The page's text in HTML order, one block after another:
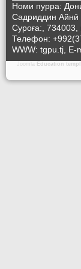
Номи пурра:
Садриддин Айнӣ
Суроға:,
Телефон:
WWW: tgpu.tj, E-
Joomla Education